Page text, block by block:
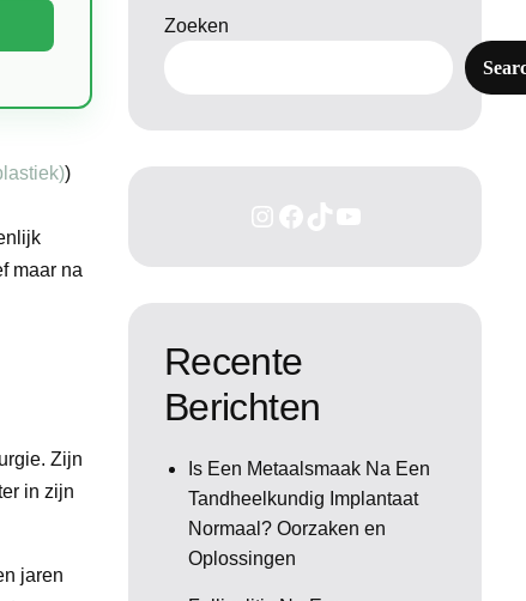
)
maar na
Zijn
in zijn
jaren
Zoeken
Recente
Berichten
Is Een Metaalsmaak Na Een
Tandheelkundig Implantaat
Normaal? Oorzaken en
Oplossingen